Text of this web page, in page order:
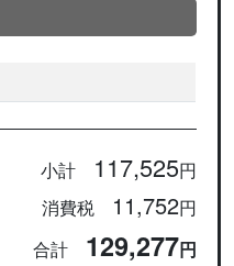
小計 117,525円
消費税 11,752円
合計 129,277円